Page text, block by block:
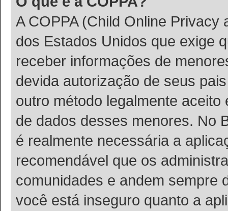
A COPPA (Child Online
dos Estados Unidos que exige
receber informações de
devida autorização de seus
outro método legalmente
de dados desses menores. No
é realmente necessária a
recomendável que os
comunidades e andem sempre
você está inseguro quanto a